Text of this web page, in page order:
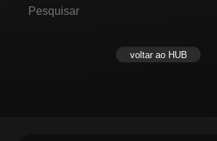
voltar ao HUB